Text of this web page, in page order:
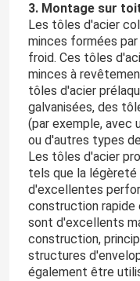
3. Montage sur
Les tôles d'acier
minces formées
froid. Ces tôles
minces à
tôles d'acier
galvanisées, des
(par exemple, avec
ou d'autres types
Les tôles d'acier
tels que la légèreté
d'excellentes
construction rapide
sont d'excellents
construction,
structures
également être